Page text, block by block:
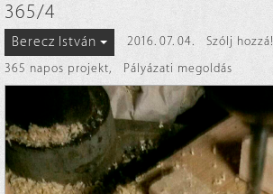
365/4
Berecz István 2016. 07. 04.
Szólj hozzá!
365 napos projekt, Pályázati megoldás